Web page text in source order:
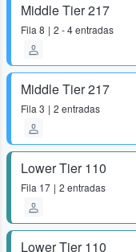
Middle Tier 217
Fila 8 2 - 4 entradas
Middle Tier 217
Fila 3 2 entradas
Lower Tier 110
Fila 17 2 entradas
Lower Tier 110